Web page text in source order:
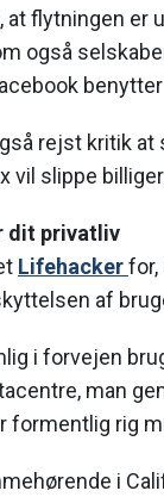
at flytningen er
også
rejst kritik
vil slippe
dit privatliv
Lifehackerfor,
af
i forvejen
man
rig
i